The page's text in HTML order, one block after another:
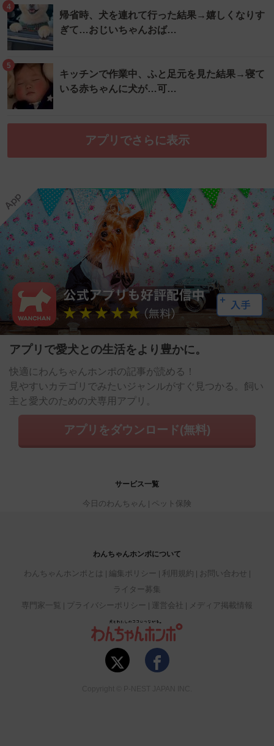
4
帰省時、犬を連れて行った結果→嬉しくなりす
ぎて…おじいちゃんおば…
5
キッチンで作業中、ふと足元を見た結果→寝て
いる赤ちゃんに犬が…可…
アプリでさらに表示
アプリで愛犬との生活をより豊かに。
快適にわんちゃんホンポの記事が読める！
見やすいカテゴリでみたいジャンルがすぐ見つかる。飼い
主と愛犬のための犬専用アプリ。
アプリをダウンロード(無料)
サービス一覧
今日のわんちゃん ペット保険
わんちゃんホンポについて
わんちゃんホンポとは 編集ポリシー 利用規約
お問い合わせ
ライター募集
専門家一覧
プライバシーポリシー 運営会社 メディア掲載情報